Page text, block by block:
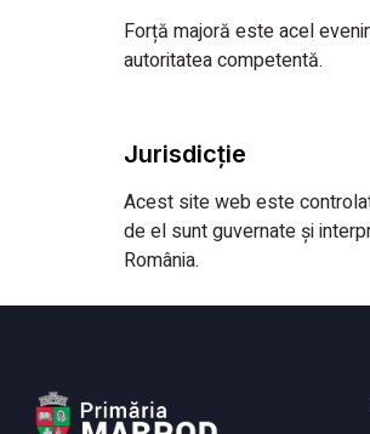
Forță majoră este acel
autoritatea competentă.
Jurisdicție
Acest site web este
de el sunt guvernate și
România.